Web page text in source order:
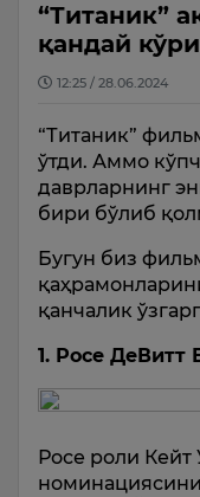
“Титаник”
қандай
12:25 / 28.06.2024
“Титаник”
ўтди. Аммо
даврларнинг
бири бўлиб
Бугун биз
қанчалик
1. Росе ДеВитт
Росе роли Кейт